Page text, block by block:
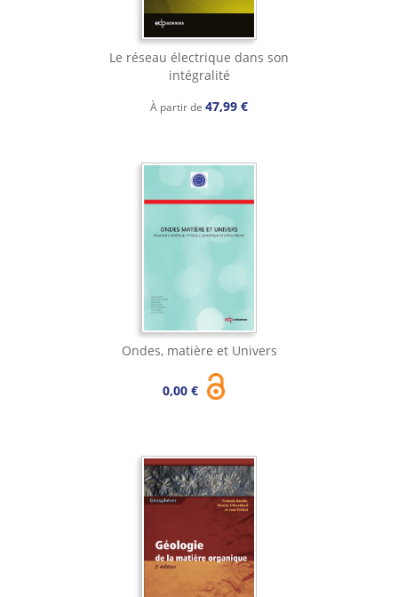
Le réseau électrique dans son
intégralité
À partir de 47,99 €
Ondes, matière et Univers
0,00 €